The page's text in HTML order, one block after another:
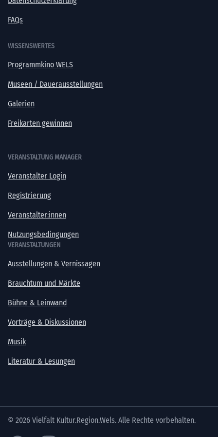
FAQs
WISSENSWERTES
Programmkino WELS
Museen / Dauerausstellungen
Galerien
Freikarten gewinnen
VERANSTALTUNG MANAGER
Veranstalter Login
Registrierung
Veranstalter:innen
Nutzungsbedingungen
VERANSTALTUNGEN
Ausstellungen & Vernissagen
Brauchtum und Märkte
Bühne & Leinwand
Vorträge & Diskussionen
Musik
Literatur & Lesungen
© 2026 Vielfalt Kultur.Region.Wels. Alle Rechte vorbehalten.